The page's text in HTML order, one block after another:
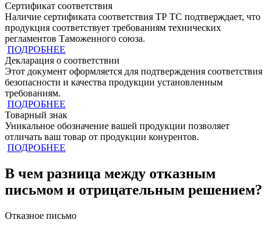
Сертификат соответствия
Наличие сертификата соответствия ТР ТС подтверждает, что
продукция cоответствует требованиям технических
регламентов Таможенного союза.
ПОДРОБНЕЕ
Декларация о соответствии
Этот документ оформляется для подтверждения соответствия
безопасности и качества продукции установленным
требованиям.
ПОДРОБНЕЕ
Товарный знак
Уникальное обозначение вашей продукции позволяет
отличать ваш товар от продукции конурентов.
ПОДРОБНЕЕ
В чем разница между отказным
письмом и отрицательным решением?
Отказное письмо